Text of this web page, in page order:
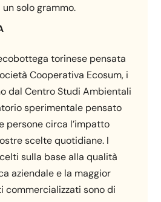
solo grammo.
torinese pensata
Cooperativa Ecosum, i
dal Centro Studi Ambientali
sperimentale pensato
persone circa l’impatto
scelte quotidiane. I
sulla base alla qualità
aziendale e la maggior
commercializzati sono di